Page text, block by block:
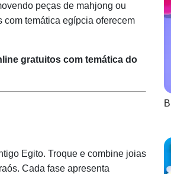
peças de mahjong ou
com temática egípcia oferecem
gratuitos com temática do
Egito. Troque e combine joias
Cada fase apresenta